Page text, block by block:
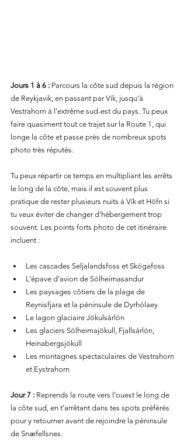
Jours 1 à 6 : Parcours la côte sud depuis la région
de Reykjavik, en passant par Vík, jusqu’à
Vestrahorn à l’extrême sud-est du pays. Tu peux
faire quasiment tout ce trajet sur la Route 1, qui
longe la côte et passe près de nombreux spots
photo très réputés.
Tu peux répartir ce temps en multipliant les arrêts
le long de la côte, mais il est souvent plus
pratique de rester plusieurs nuits à Vík et Höfn si
tu veux éviter de changer d’hébergement trop
souvent. Les points forts photo de cet itinéraire
incluent :
Les cascades Seljalandsfoss et Skógafoss
L’épave d’avion de Sólheimasandur
Les paysages côtiers de la plage de
Reynisfjara et la péninsule de Dyrhólaey
Le lagon glaciaire Jökulsárlón
Les glaciers Sólheimajökull, Fjallsárlón,
Heinabergsjökull
Les montagnes spectaculaires de Vestrahorn
et Eystrahorn
Jour 7 : Reprends la route vers l’ouest le long de
la côte sud, en t’arrêtant dans tes spots préférés
pour y retourner avant de rejoindre la péninsule
de Snæfellsnes.